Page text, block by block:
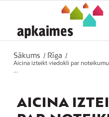
Sākums / Rīga
/
Aicina izteikt viedokli par
...
AICINA